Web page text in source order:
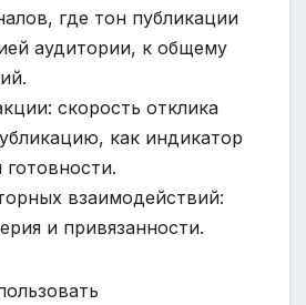
где тон публикации
аудитории, к общему
скорость отклика
как индикатор
взаимодействий:
и привязанности.